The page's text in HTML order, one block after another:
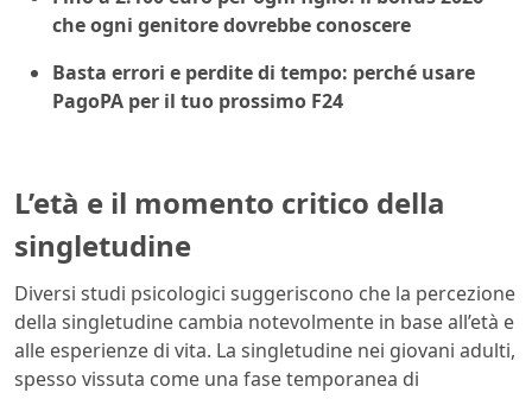
che ogni genitore dovrebbe conoscere
Basta errori e perdite di tempo: perché usare
PagoPA per il tuo prossimo F24
L’età e il momento critico della
singletudine
Diversi studi psicologici suggeriscono che la percezione
della singletudine cambia notevolmente in base all’età e
alle esperienze di vita. La singletudine nei giovani adulti,
spesso vissuta come una fase temporanea di